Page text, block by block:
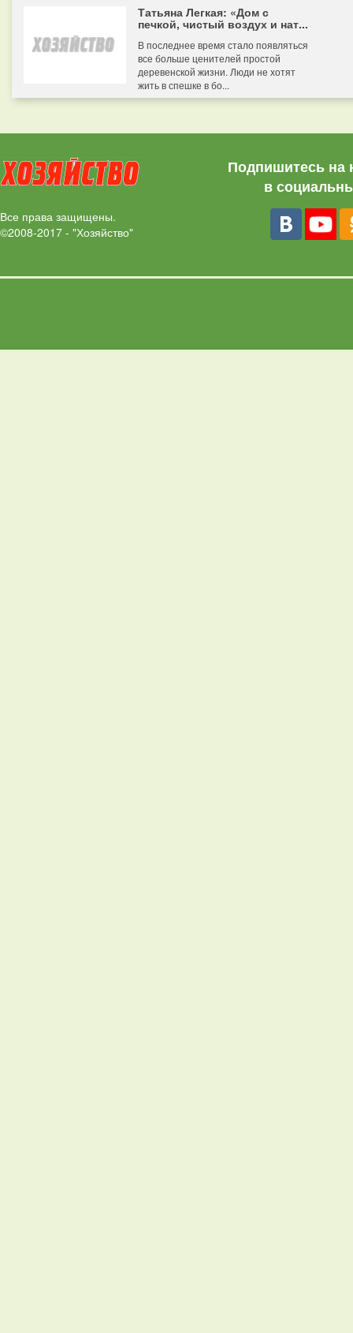
Татьяна Легкая: «Дом с
печкой, чистый воздух и нат...
В последнее время стало появляться
все больше ценителей простой
деревенской жизни. Люди не хотят
жить в спешке в бо...
Все права защищены.
©2008-2017 - "Хозяйство"
Подпишитесь на
в